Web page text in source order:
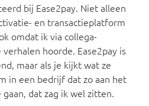
bij Ease2pay. Niet alleen
en transactieplatform
omdat ik via collega-
hoorde. Ease2pay is
maar als je kijkt wat ze
in een bedrijf dat zo aan het
dat zag ik wel zitten.